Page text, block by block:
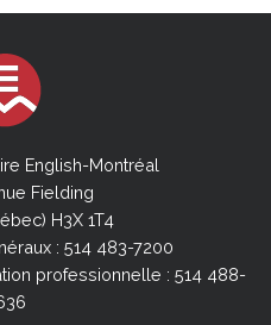
English-Montréal
Fielding
H3X 1T4
: 514 483-7200
professionnelle : 514 488-